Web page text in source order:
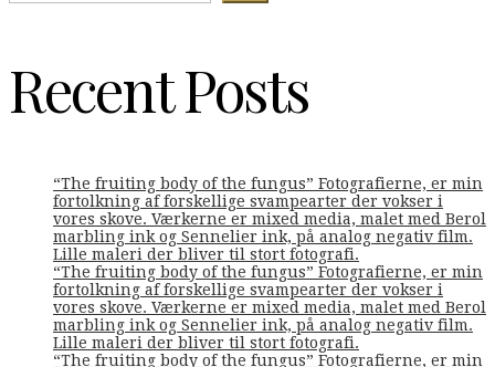
Recent Posts
“The fruiting body of the fungus” Fotografierne, er min
fortolkning af forskellige svampearter der vokser i
vores skove. Værkerne er mixed media, malet med Berol
marbling ink og Sennelier ink, på analog negativ film.
Lille maleri der bliver til stort fotografi.
“The fruiting body of the fungus” Fotografierne, er min
fortolkning af forskellige svampearter der vokser i
vores skove. Værkerne er mixed media, malet med Berol
marbling ink og Sennelier ink, på analog negativ film.
Lille maleri der bliver til stort fotografi.
“The fruiting body of the fungus” Fotografierne, er min